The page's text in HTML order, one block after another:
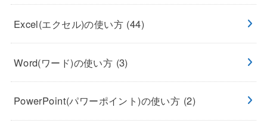
Excel(エクセル)の使い方 (44)
Word(ワード)の使い方 (3)
PowerPoint(パワーポイント)の使い方 (2)